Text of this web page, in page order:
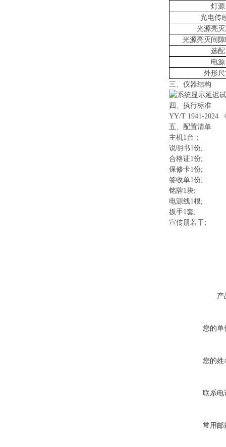
灯源
光电传
光源亮
光源亮灭间
选配
电源
外形尺
三、 仪器结构
四、执行标准
YY/T 1941-2024
五、配置清单
主机1台；
说明书1份;
合格证1份;
保修卡1份;
签收单1份;
铭牌1块;
电源线1根;
扳手1套;
宣传册若干;
产
您的单
您的姓
联系电
常用邮